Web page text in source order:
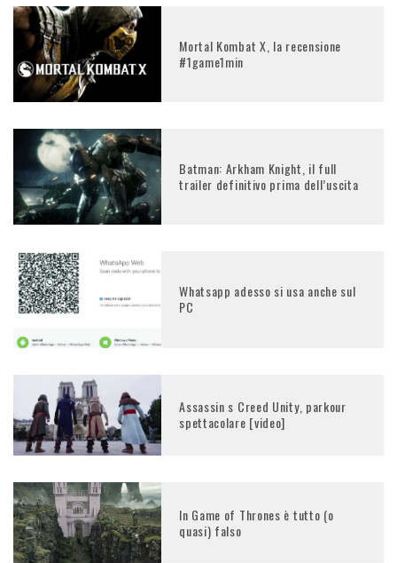
Mortal Kombat X, la recensione
#1game1min
Batman: Arkham Knight, il full
trailer definitivo prima dell’uscita
Whatsapp adesso si usa anche sul
PC
Assassin s Creed Unity, parkour
spettacolare [video]
In Game of Thrones è tutto (o
quasi) falso